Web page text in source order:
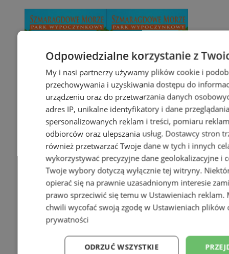
Odpowiedzialne korzystanie z
My i nasi partnerzy używamy plików cookie i
przechowywania i uzyskiwania dostępu do
urządzeniu oraz do przetwarzania danych
adres IP, unikalne identyfikatory i dane
spersonalizowanych reklam i treści, pomiaru
odbiorców oraz ulepszania usług. Dostawcy stron
również przetwarzać Twoje dane w tych i innych
wykorzystywać precyzyjne dane geolokalizacyjne i
Twoje wybory dotyczą wyłącznie tej witryny.
opierać się na prawnie uzasadnionym interesie
prawo sprzeciwić się temu w Ustawieniach reklam.
chwili wycofać swoją zgodę w Ustawieniach plików
prywatności
ODRZUĆ WSZYSTKIE